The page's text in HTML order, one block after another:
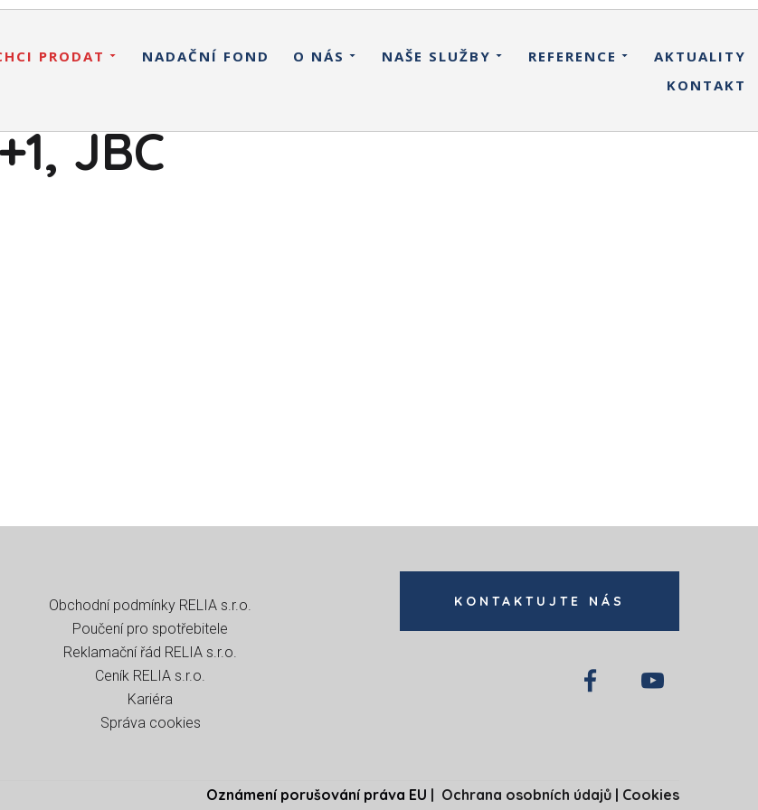
PRODAT NADAČNÍ FOND O NÁS NAŠE SLUŽBY REFERENCE
AKTUALITY
KONTAKT
JBC
Obchodní podmínky RELIA s.r.o.
Poučení pro spotřebitele
Reklamační řád RELIA s.r.o.
Ceník RELIA s.r.o.
Kariéra
Správa cookies
KONTAKTUJTE NÁS
Oznámení porušování práva EU | Ochrana osobních údajů | Cookies